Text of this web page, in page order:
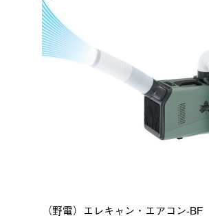
（野電）エレキャン・エアコン-BF